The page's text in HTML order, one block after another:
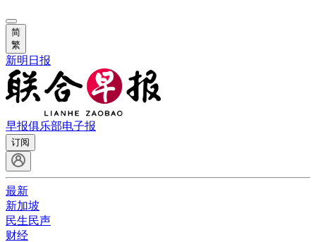
简
繁
新明日报
早报俱乐部电子报
订阅
最新
新加坡
民生民声
财经